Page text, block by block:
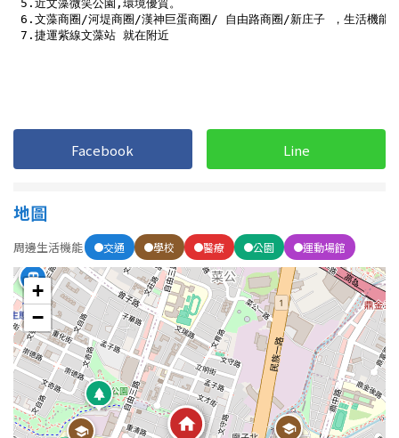
3樓 4樓
樓
格局
不拘
1房
2房 3房
4房 5房以上
屋齡
Facebook Line
地圖
周邊生活機能 交通 學校 醫療 公園 運動場館
+
−